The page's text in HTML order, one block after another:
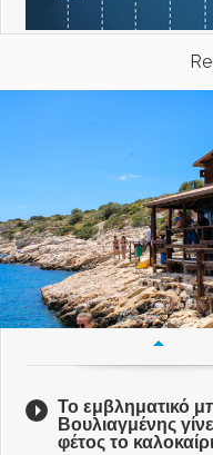
Το εμβληματικό
Βουλιαγμένης
φέτος το καλοκαίρι